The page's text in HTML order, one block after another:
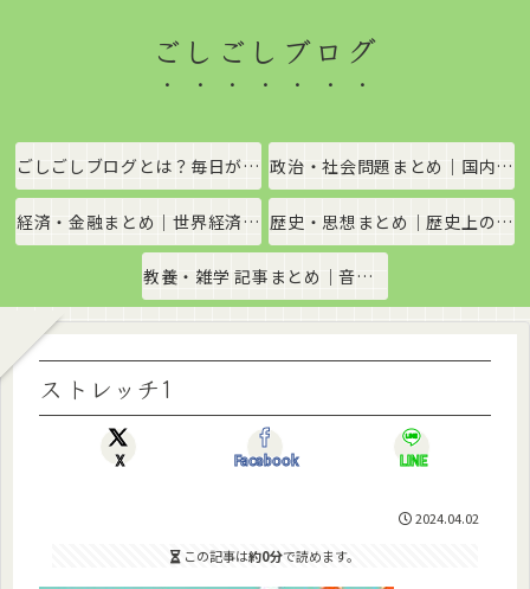
ごしごしブログ
ごしごしブログとは？毎日がちょっと楽しくなる情報発信サイト 政治・社会問題まとめ｜国内政治・国際情勢をわかりやすく解説
経済・金融まとめ｜世界経済・金融市場をわかりやすく解説 歴史・思想まとめ｜歴史上の出来事や思想・哲学をわかりやすく解説
教養・雑学 記事まとめ｜音楽、科学、社会の豆知識をわかりやすく解説
ストレッチ1
X Facebook LINE
2024.04.02
この記事は約0分で読めます。